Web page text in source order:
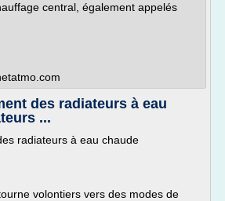
central, également appelés
des radiateurs à eau
...
radiateurs à eau chaude
volontiers vers des modes de